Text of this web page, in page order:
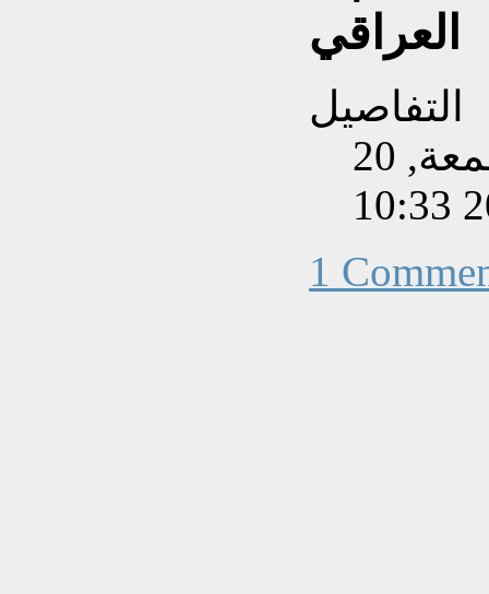
العراقي
التفاصيل
تم إنشاءه بتاريخ الجمعة, 20
1